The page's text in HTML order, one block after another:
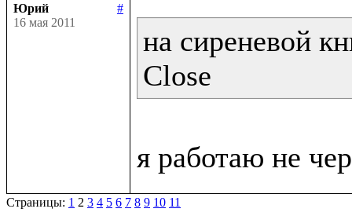
Юрий
#
16 мая 2011
на сиреневой
Close
Страницы: 1 2 3 4 5 6 7 8 9 10 11